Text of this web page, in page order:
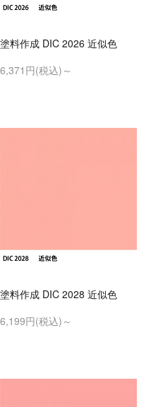
塗料作成 DIC 2026 近似色
6,371円(税込)～
塗料作成 DIC 2028 近似色
6,199円(税込)～